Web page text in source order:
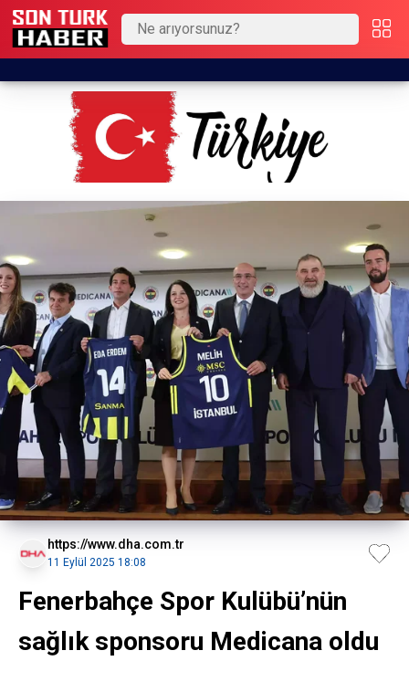
https://www.dha.com.tr
11 Eylül 2025 18:08
Fenerbahçe Spor Kulübü’nün
sağlık sponsoru Medicana oldu